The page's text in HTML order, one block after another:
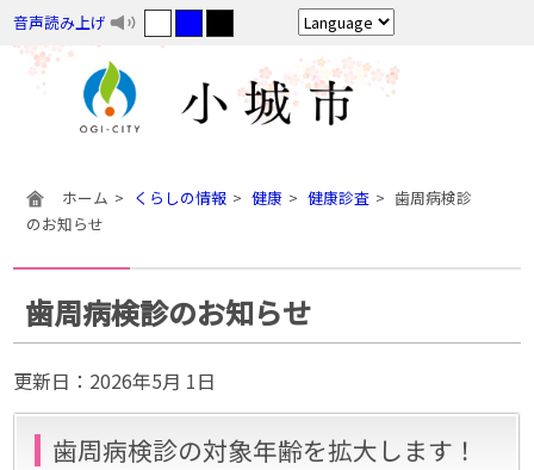
音声読み上げ
ホーム くらしの情報 健康 健康診査
歯周病検診
のお知らせ
歯周病検診のお知らせ
更新日： 2026年5月 1日
歯周病検診の対象年齢を拡大します！